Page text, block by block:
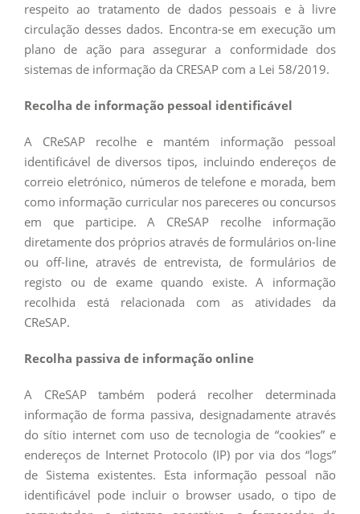
respeito ao tratamento de dados pessoais e à livre
circulação desses dados. Encontra-se em execução um
plano de ação para assegurar a conformidade dos
sistemas de informação da CRESAP com a Lei 58/2019.
Recolha de informação pessoal identificável
A CReSAP recolhe e mantém informação pessoal
identificável de diversos tipos, incluindo endereços de
correio eletrónico, números de telefone e morada, bem
como informação curricular nos pareceres ou concursos
em que participe. A CReSAP recolhe informação
diretamente dos próprios através de formulários on-line
ou off-line, através de entrevista, de formulários de
registo ou de exame quando existe. A informação
recolhida está relacionada com as atividades da
CReSAP.
Recolha passiva de informação online
A CReSAP também poderá recolher determinada
informação de forma passiva, designadamente através
do sítio internet com uso de tecnologia de “cookies” e
endereços de Internet Protocolo (IP) por via dos “logs”
de Sistema existentes. Esta informação pessoal não
identificável pode incluir o browser usado, o tipo de